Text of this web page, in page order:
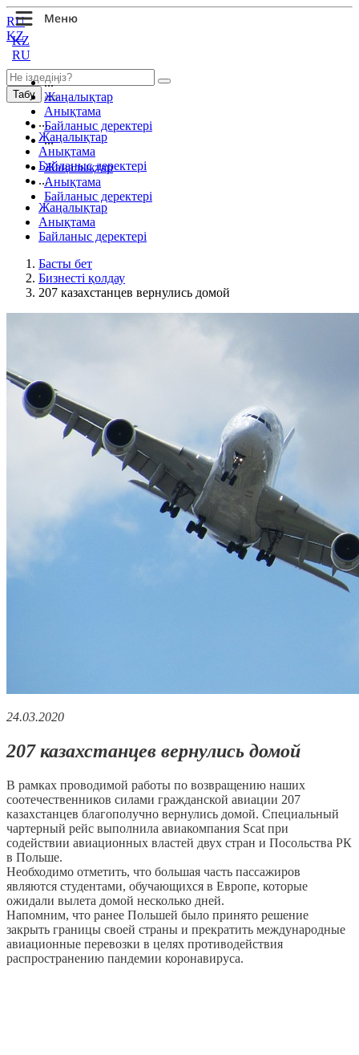
KZ
RU
...
Жаңалықтар
Анықтама
Байланыс деректері
...
Жаңалықтар
Анықтама
Байланыс деректері
RU
KZ
Табу
...
Жаңалықтар
Анықтама
Байланыс деректері
...
Жаңалықтар
Анықтама
Байланыс деректері
Басты бет
Бизнесті қолдау
207 казахстанцев вернулись домой
24.03.2020
207 казахстанцев вернулись домой
В рамках проводимой работы по возвращению наших
соотечественников силами гражданской авиации 207
казахстанцев благополучно вернулись домой. Специальный
чартерный рейс выполнила авиакомпания Scat при
содействии авиационных властей двух стран и Посольства РК
в Польше.
Необходимо отметить, что большая часть пассажиров
являются студентами, обучающихся в Европе, которые
ожидали вылета домой несколько дней.
Напомним, что ранее Польшей было принято решение
закрыть границы своей страны и прекратить международные
авиационные перевозки в целях противодействия
распространению пандемии коронавируса.